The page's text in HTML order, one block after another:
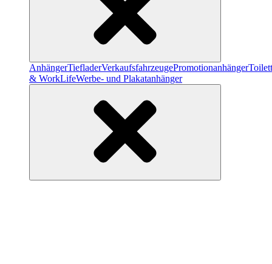
AnhängerTiefladerVerkaufsfahrzeugePromotionanhänger
& WorkLifeWerbe- und Plakatanhänger